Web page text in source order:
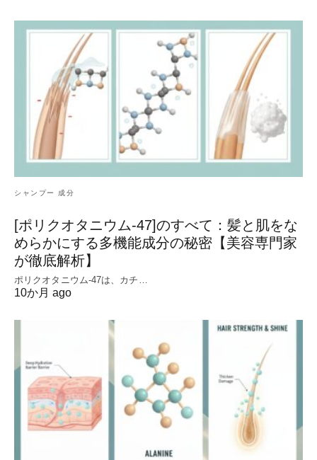
シャンプー 成分
[ポリクオタニウム-47]のすべて：髪と肌をな
めらかにする多機能成分の秘密【美容専門家
が徹底解析】
ポリクオタニウム-47は、カチ…
10か月 ago